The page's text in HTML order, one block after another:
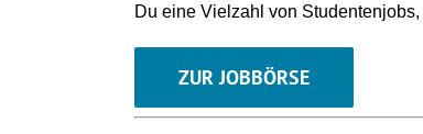
Du eine Vielzahl von
ZUR JOBBÖRSE